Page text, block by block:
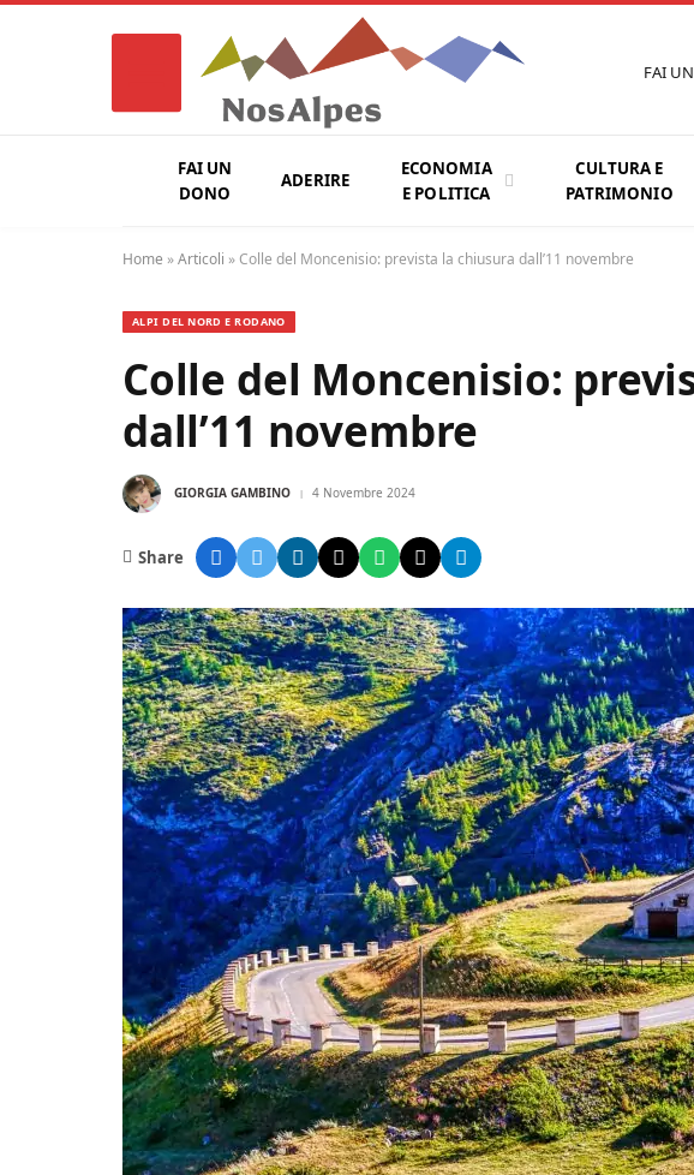
FAI
FAI UN
DONO
ADERIRE
ECONOMIA
E POLITICA
CULTURA E
PATRIMONIO
Home »Articoli »Colle del Moncenisio: prevista la chiusura dall’11 novembre
ALPI DEL NORD E RODANO
Colle del Moncenisio:
dall’11 novembre
GIORGIA GAMBINO 4 Novembre 2024
Share